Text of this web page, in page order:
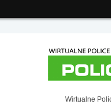
Wirtualne